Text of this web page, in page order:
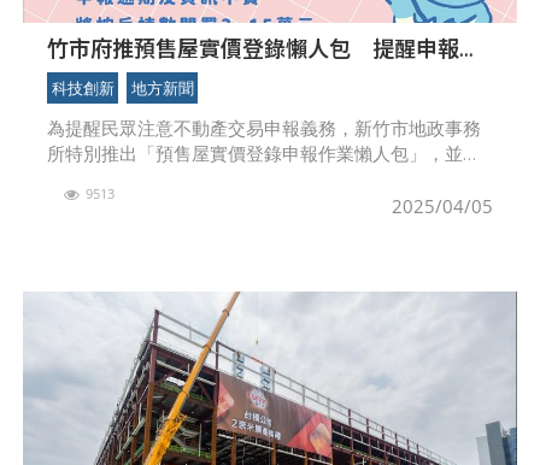
竹市府推預售屋實價登錄懶人包 提醒申報義
務人注意申報避免受罰
科技創新 地方新聞
為提醒民眾注意不動產交易申報義務，新竹市地政事務
所特別推出「預售屋實價登錄申報作業懶人包」，並透
項，以避免受罰，歡迎市民至地政事務所網站「地價專
2025/04/05
9513